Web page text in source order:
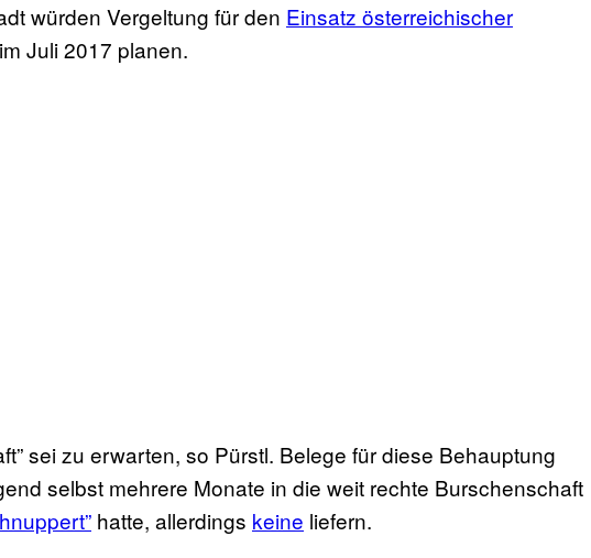
würden Vergeltung für den Einsatz österreichischer
im Juli 2017 planen.
sei zu erwarten, so Pürstl. Belege für diese Behauptung
selbst mehrere Monate in die weit rechte Burschenschaft
hatte, allerdings keine liefern.